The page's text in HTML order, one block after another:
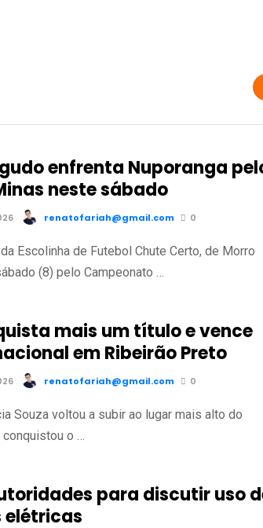
enfrenta Nuporanga
neste sábado
renatofariah@gmail.com 0
Escolinha de Futebol Chute Certo, de Morro
(8) pelo Campeonato …
mais um título e vence
em Ribeirão Preto
renatofariah@gmail.com 0
Souza voltou a subir ao lugar mais alto do
conquistou o …
para discutir uso
elétricas